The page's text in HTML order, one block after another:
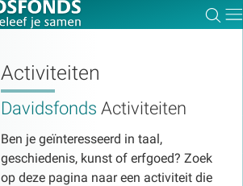
Activiteiten
Davidsfonds Activiteiten
Ben je geïnteresseerd in taal,
geschiedenis, kunst of erfgoed? Zoek
op deze pagina naar een activiteit die